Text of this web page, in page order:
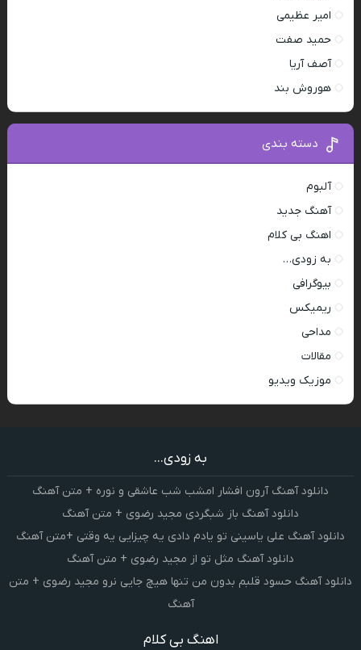
امیر عظیمی
حمید صفت
آصف آریا
هوروش بند
دسته بندی
آلبوم
آهنگ جدید
اهنگ بی کلام
به زودی…
بیوگرافی
ریمیکس
مداحی
مقالات
موزیک ویدیو
به زودی...
دانلود آهنگ آرون افشار امشب شب عاشقی و نوره + متن آهنگ
دانلود آهنگ باز شبگردی مجید رضوی + متن آهنگ
دانلود آهنگ علی یاسینی تو یادم دادی یه چیزایی یه وقتی +متن آهنگ
دانلود آهنگ مثل تو از مجید رضوی + متن آهنگ
دانلود آهنگ حسود قلبم بدون من تنها هیچ جایی نرو مجید رضوی + متن
آهنگ
اهنگ بی کلام